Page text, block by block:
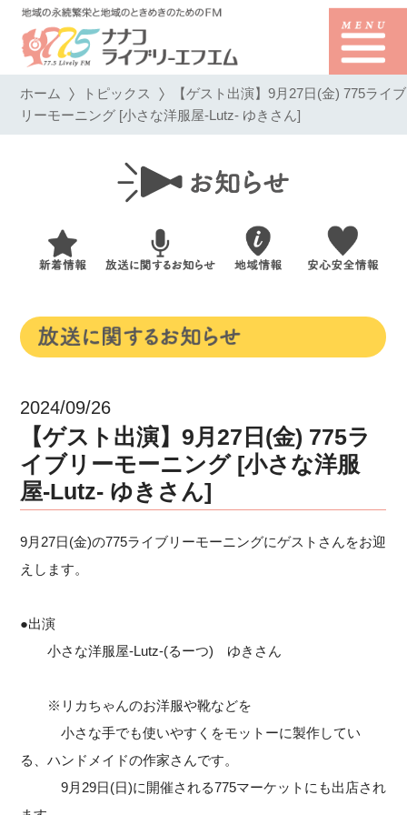
ホーム トピックス 【ゲスト出演】9月27日(金) 775ライブ
リーモーニング [小さな洋服屋-Lutz- ゆきさん]
2024/09/26
【ゲスト出演】9月27日(金) 775ラ
イブリーモーニング [小さな洋服
屋-Lutz- ゆきさん]
9月27日(金)の775ライブリーモーニングにゲストさんをお迎
えします。
●出演
小さな洋服屋-Lutz-(るーつ) ゆきさん
※リカちゃんのお洋服や靴などを
小さな手でも使いやすくをモットーに製作してい
る、ハンドメイドの作家さんです。
9月29日(日)に開催される775マーケットにも出店され